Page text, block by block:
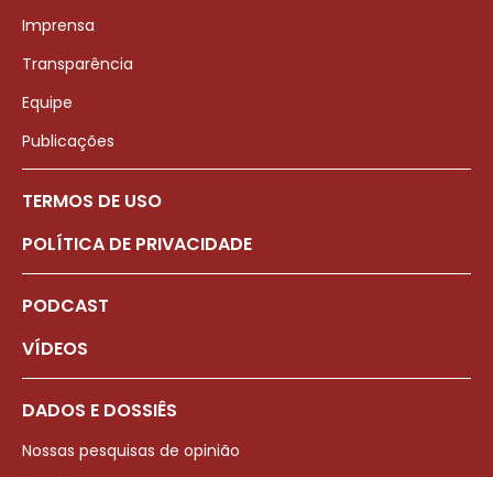
Imprensa
Transparência
Equipe
Publicações
TERMOS DE USO
POLÍTICA DE PRIVACIDADE
PODCAST
VÍDEOS
DADOS E DOSSIÊS
Nossas pesquisas de opinião